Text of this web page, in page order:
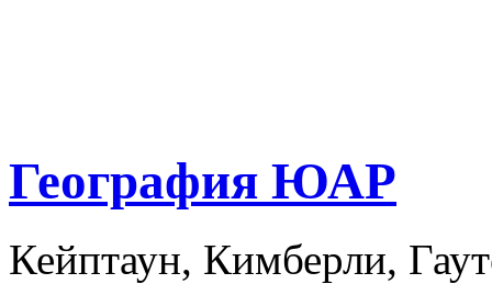
География ЮАР
Кейптаун, Кимберли,